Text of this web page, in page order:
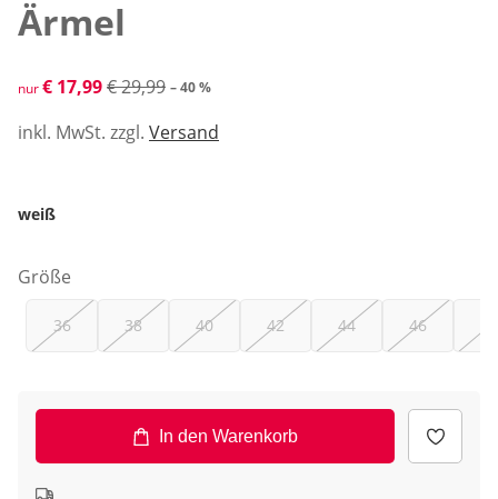
Ärmel
reduzierter Preis € 17,99, vorheriger Preis: € 29,99
nur€ 17,99€ 29,99 – 40 %
inkl. MwSt. zzgl. Versand
weiß
Größe
36 38 40 42 44 46
In den Warenkorb